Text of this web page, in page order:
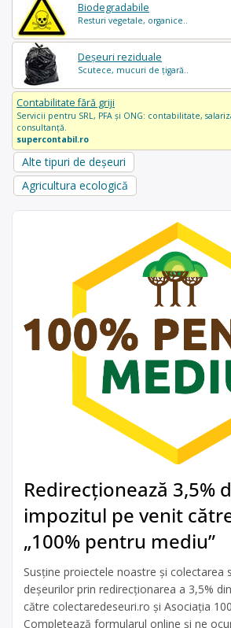
Biodegradabile
Resturi vegetale, organice..
Deșeuri reziduale
Scutece, mucuri de țigară..
Contabilitate fără griji
Servicii pentru SRL, PFA și ONG: contabilitate,
consultanță.
supercontabil.ro
Alte tipuri de deșeuri
Agricultura ecologică
Redirecționează 3,5%
impozitul pe venit
„100% pentru mediu”
Susține proiectele noastre și colectarea
deșeurilor prin redirecționarea a 3,5%
către colectaredeseuri.ro și Asociația
Completează formularul online și ne